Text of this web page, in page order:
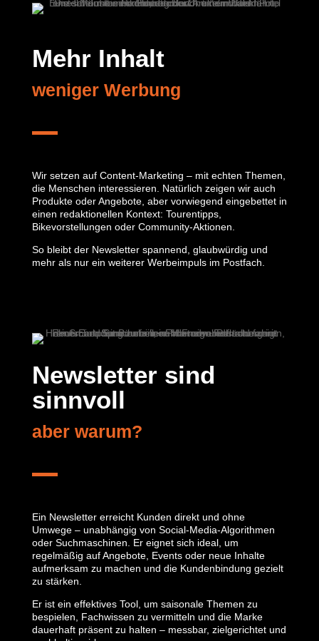
Mehr Inhalt
weniger Werbung
Wir setzen auf Content-Marketing – mit echten Themen,
die Menschen interessieren. Natürlich zeigen wir auch
Produkte oder Angebote, aber vorwiegend eingebettet in
einen redaktionellen Kontext: Tourentipps,
Bikevorstellungen oder Community-Aktionen.
So bleibt der Newsletter spannend, glaubwürdig und
mehr als nur ein weiterer Werbeimpuls im Postfach.
Newsletter sind
sinnvoll
aber warum?
Ein Newsletter erreicht Kunden direkt und ohne
Umwege – unabhängig von Social-Media-Algorithmen
oder Suchmaschinen. Er eignet sich ideal, um
regelmäßig auf Angebote, Events oder neue Inhalte
aufmerksam zu machen und die Kundenbindung gezielt
zu stärken.
Er ist ein effektives Tool, um saisonale Themen zu
bespielen, Fachwissen zu vermitteln und die Marke
dauerhaft präsent zu halten – messbar, zielgerichtet und